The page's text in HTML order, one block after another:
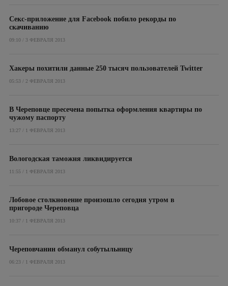
Секс-приложение для Facebook побило рекорды по
скачиванию
09:10 / 3 ФЕВРАЛЯ 2013
Хакеры похитили данные 250 тысяч пользователей Twitter
05:53 / 2 ФЕВРАЛЯ 2013
В Череповце пресечена попытка оформления квартиры по
чужому паспорту
13:27 / 1 ФЕВРАЛЯ 2013
Вологодская таможня ликвидируется
11:55 / 1 ФЕВРАЛЯ 2013
Лобовое столкновение произошло сегодня утром в
пригороде Череповца
10:37 / 1 ФЕВРАЛЯ 2013
Череповчанин обманул собутыльницу
06:23 / 1 ФЕВРАЛЯ 2013